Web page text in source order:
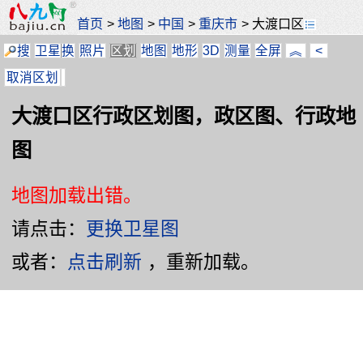
首页 >地图 > 中国 >重庆市 > 大渡口区
搜 卫星换 照片 区划 地图 地形 3D 测量 全屏 ︽
<
取消区划
大渡口区行政区划图，政区图、行政地
图
地图加载出错。
请点击： 更换卫星图
或者：
点击刷新 ，重新加载。